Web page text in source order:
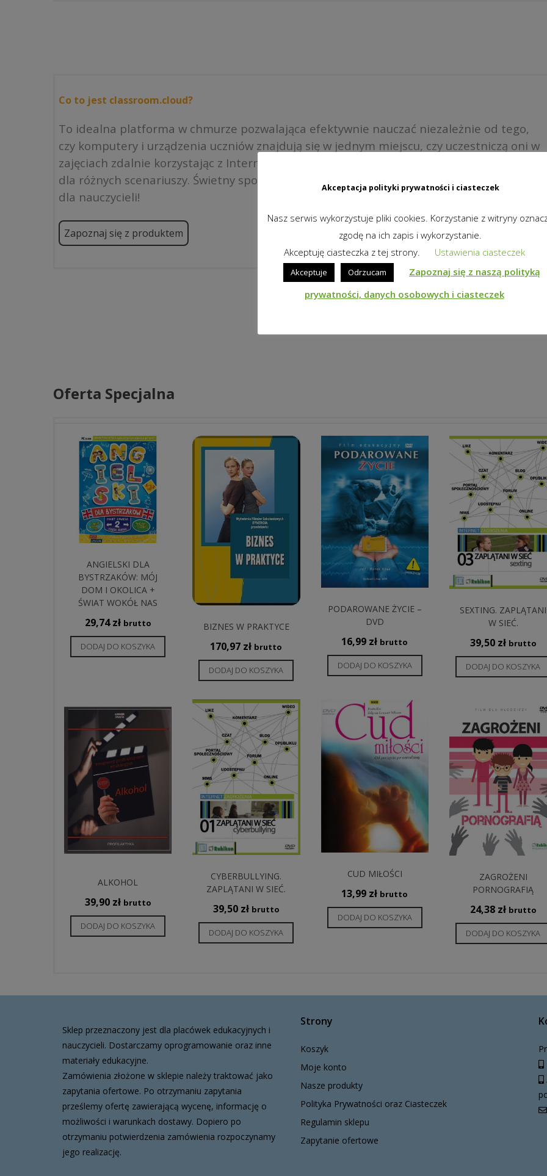
Co to jest classroom.cloud?
To idealna platforma w chmurze pozwalająca efektywnie nauczać niezależnie od tego,
czy komputery i urządzenia uczniów znajdują się w jednym miejscu, czy uczestniczą oni w
zajęciach zdalnie korzystając z Internetu. Bez przełączania między różnymi rozwiązaniami
dla różnych scenariuszy. Świetny sposób, by zapewnić ciągłość nauczania – dla uczniów i
dla nauczycieli!
Zapoznaj się z produktem
Oferta Specjalna
ANGIELSKI DLA
BYSTRZAKÓW: MÓJ
DOM I OKOLICA +
ŚWIAT WOKÓŁ NAS
29,74zł brutto
DODAJ DO KOSZYKA
BIZNES W PRAKTYCE
170,97 zł brutto
DODAJ DO KOSZYKA
PODAROWANE ŻYCIE –
DVD
16,99 zł brutto
DODAJ DO KOSZYKA
SEXTING. ZAPLĄTANI
W SIEĆ.
39,50 zł brutto
DODAJ DO KOSZYKA
ALKOHOL
39,90 zł brutto
DODAJ DO KOSZYKA
CYBERBULLYING.
ZAPLĄTANI W SIEĆ.
39,50 zł brutto
DODAJ DO KOSZYKA
CUD MIŁOŚCI
13,99 zł brutto
DODAJ DO KOSZYKA
ZAGROŻENI
PORNOGRAFIĄ
24,38 zł brutto
DODAJ DO KOSZYKA
Sklep przeznaczony jest dla placówek edukacyjnych i
nauczycieli. Dostarczamy oprogramowanie oraz inne
materiały edukacyjne.
Zamówienia złożone w sklepie należy traktować jako
zapytania ofertowe. Po otrzymaniu zapytania
prześlemy ofertę zawierającą wycenę, informację o
możliwości i warunkach dostawy. Dopiero po
otrzymaniu potwierdzenia zamówienia rozpoczynamy
jego realizację.
Strony
Koszyk
Moje konto
Nasze produkty
Polityka Prywatności oraz Ciasteczek
Regulamin sklepu
Zapytanie ofertowe
Akceptacja polityki prywatności i ciasteczek
Nasz serwis wykorzystuje pliki cookies. Korzystanie z witryny
zgodę na ich zapis i wykorzystanie.
Akceptuję ciasteczka z tej strony.
Ustawienia ciasteczek
Akceptuje Odrzucam
Zapoznaj się z naszą polityką
prywatności, danych osobowych i ciasteczek